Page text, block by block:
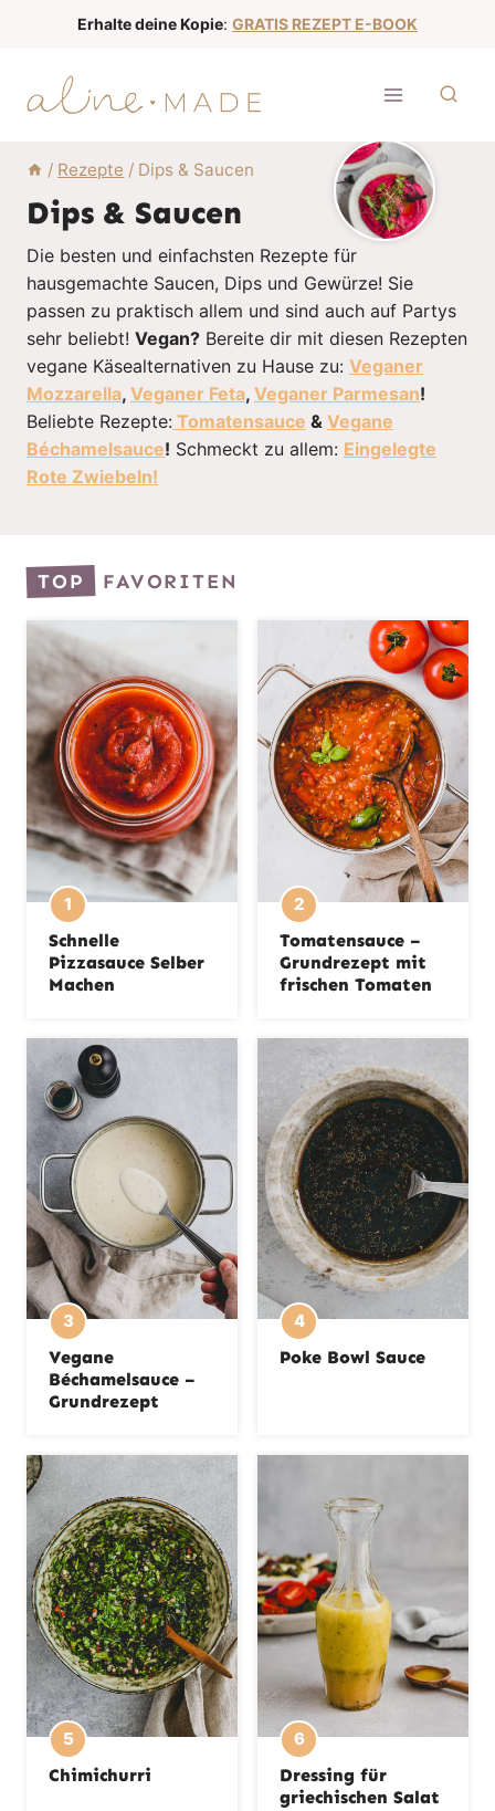
Erhalte deine Kopie: GRATIS REZEPT E-BOOK
/ Rezepte / Dips & Saucen
Dips & Saucen
Die besten und einfachsten Rezepte für
hausgemachte Saucen, Dips und Gewürze! Sie
passen zu praktisch allem und sind auch auf Partys
sehr beliebt! Vegan? Bereite dir mit diesen Rezepten
vegane Käsealternativen zu Hause zu: Veganer
Mozzarella, Veganer Feta, Veganer Parmesan!
Beliebte Rezepte: Tomatensauce & Vegane
Béchamelsauce! Schmeckt zu allem: Eingelegte
Rote Zwiebeln!
TOP FAVORITEN
Schnelle
Pizzasauce Selber
Machen
Tomatensauce –
Grundrezept mit
frischen Tomaten
Vegane
Béchamelsauce –
Grundrezept
Poke Bowl Sauce
Chimichurri
Dressing für
griechischen Salat